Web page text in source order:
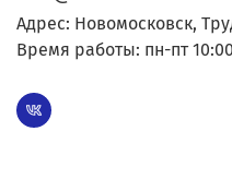
Адрес: Новомосковск,
Время работы: пн-пт